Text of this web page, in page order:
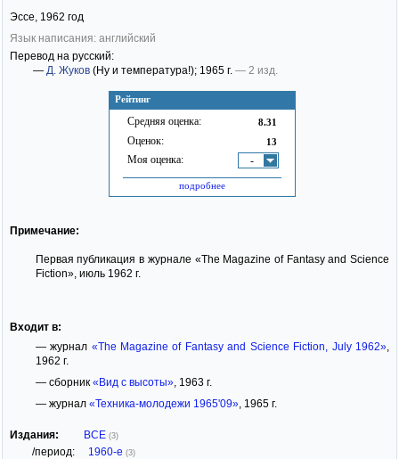
Рейтинг
Средняя оценка: 8.31
Оценок: 13
Моя оценка: -
подробнее
Эссе, 1962 год
Язык написания: английский
Перевод на русский:
— Д. Жуков (Ну и температура!); 1965 г. — 2 изд.
Примечание:
Первая публикация в журнале «The Magazine of Fantasy and Science
Fiction», июль 1962 г.
Входит в:
— журнал «The Magazine of Fantasy and Science Fiction, July 1962»
1962 г.
— сборник «Вид с высоты», 1963 г.
— журнал «Техника-молодежи 1965'09», 1965 г.
Издания: ВСЕ (3)
/период: 1960-е (3)